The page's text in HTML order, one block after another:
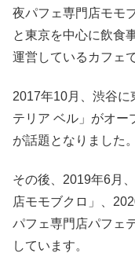
夜パフェ専門店モモ
と東京を中心に飲食
運営しているカフェ
2017年10月、渋谷に
テリア ベル」がオー
が話題となりました。
その後、2019年6月
店モモブクロ」、
パフェ専門店パフェ
しています。